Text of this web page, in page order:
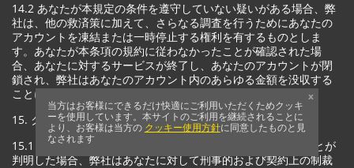
14.2 あなたが本規定の条件を遵守していない疑いがある場合、弊
社は、他の救済策に加えて、さらなる調査を行うためにあなたの
アカウントを凍結または一時停止する権利を有するものとしま
す。あなたが本条項の規約に従わなかったことが確認された場
合、あなたに対するサービスが終了し、あなたのアカウントが閉
鎖され、弊社はあなたのアカウント内のあらゆる金額を没収する
ことになります。
15. クレームと紛争
15.1 あなたが詐欺、不正行為、または犯罪行為に関与したことが
判明した場合、弊社はあなたに対して刑事的および契約上の制裁
当方はお客様にできるだけ快適にご利用いただくためクッキ
ーを使用しています。本サイトのご利用を継続されることに
より、お客様は当方の クッキー使用方針に同意したものと見
なされます
x